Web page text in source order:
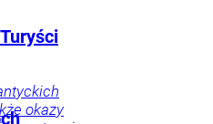
okazy